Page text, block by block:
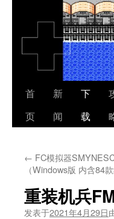
首
页
新
闻
下
载
← FC模拟器
（Windows版 内含84
重装机兵
发表于2021年4月29日